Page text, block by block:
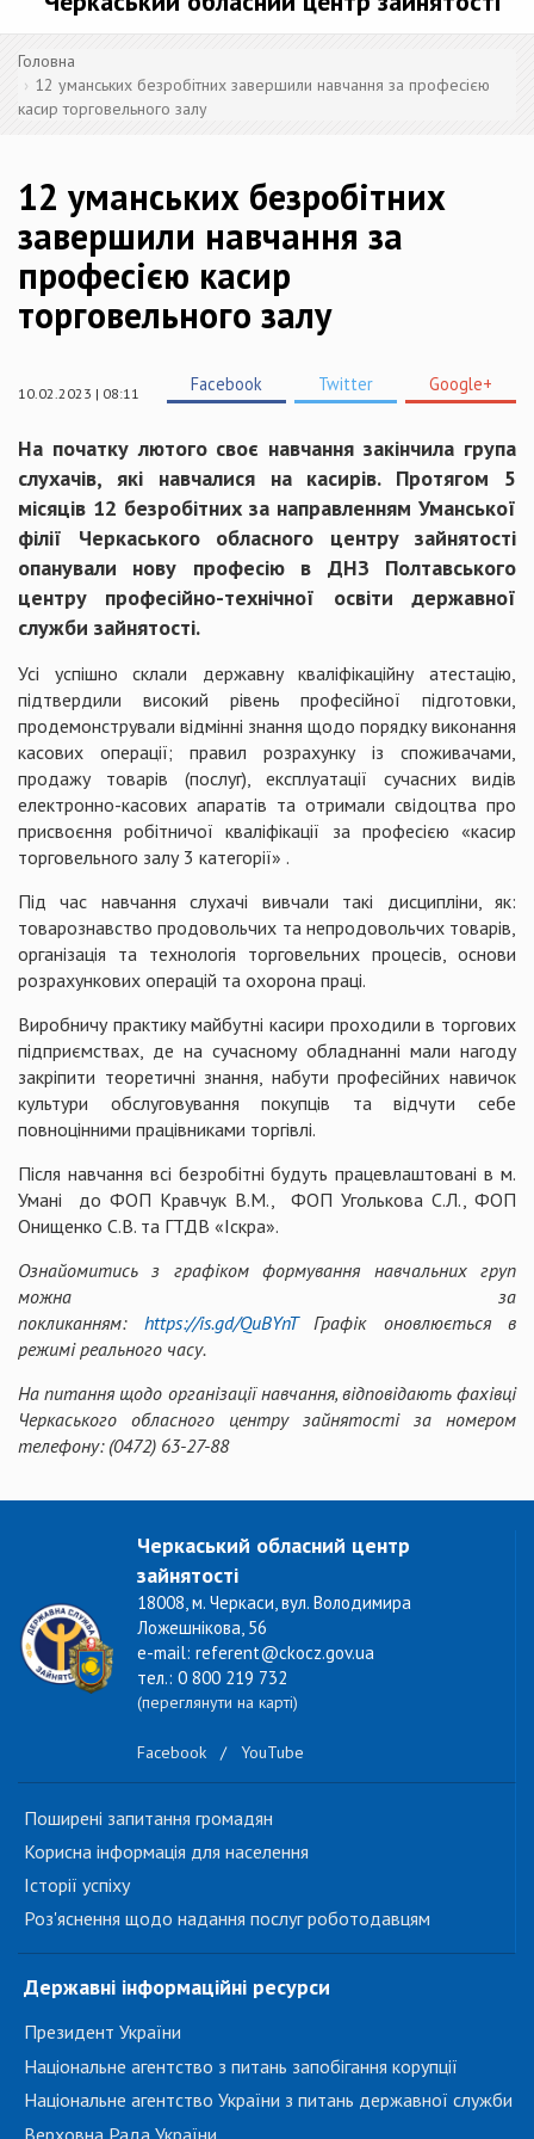
Головна
12 уманських безробітних завершили навчання за професією
касир торговельного залу
12 уманських безробітних
завершили навчання за
професією касир
торговельного залу
10.02.2023 | 08:11 Facebook Twitter Google+
На початку лютого своє навчання закінчила група
слухачів, які навчалися на касирів. Протягом 5
місяців 12 безробітних за направленням Уманської
філії Черкаського обласного центру зайнятості
опанували нову професію в ДНЗ Полтавського
центру професійно-технічної освіти державної
служби зайнятості.
Усі успішно склали державну кваліфікаційну атестацію,
підтвердили високий рівень професійної підготовки,
продемонстрували відмінні знання щодо порядку виконання
касових операції; правил розрахунку із споживачами,
продажу товарів (послуг), експлуатації сучасних видів
електронно-касових апаратів та отримали свідоцтва про
присвоєння робітничої кваліфікації за професією «касир
торговельного залу 3 категорії» .
Під час навчання слухачі вивчали такі дисципліни, як:
товарознавство продовольчих та непродовольчих товарів,
організація та технологія торговельних процесів, основи
розрахункових операцій та охорона праці.
Виробничу практику майбутні касири проходили в торгових
підприємствах, де на сучасному обладнанні мали нагоду
закріпити теоретичні знання, набути професійних навичок
культури обслуговування покупців та відчути себе
повноцінними працівниками торгівлі.
Після навчання всі безробітні будуть працевлаштовані в м.
Умані до ФОП Кравчук В.М., ФОП Уголькова С.Л., ФОП
Онищенко С.В. та ГТДВ «Іскра».
Ознайомитись з графіком формування навчальних груп
можна за
покликанням: https://is.gd/QuBYnTГрафік оновлюється в
режимі реального часу.
На питання щодо організації навчання, відповідають фахівці
Черкаського обласного центру зайнятості за номером
телефону:(0472) 63-27-88
Черкаський обласний центр
зайнятості
18008, м. Черкаси, вул. Володимира
Ложешнікова, 56
e-mail: referent@ckocz.gov.ua
тел.: 0 800 219 732
(переглянути на карті)
Facebook / YouTube
Поширені запитання громадян
Корисна інформація для населення
Історії успіху
Роз'яснення щодо надання послуг роботодавцям
Державні інформаційні ресурси
Президент України
Національне агентство з питань запобігання корупції
Національне агентство України з питань державної служби
Верховна Рада України